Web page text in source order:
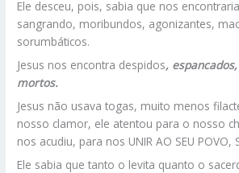
Ele desceu, pois, sabia que nos
sangrando, moribundos, agonizantes,
sorumbáticos.
Jesus nos encontra despidos,
mortos.
Jesus não usava togas, muito menos
nosso clamor, ele atentou para o nosso
nos acudiu, para nos UNIR AO SEU POVO,
Ele sabia que tanto o levita quanto o